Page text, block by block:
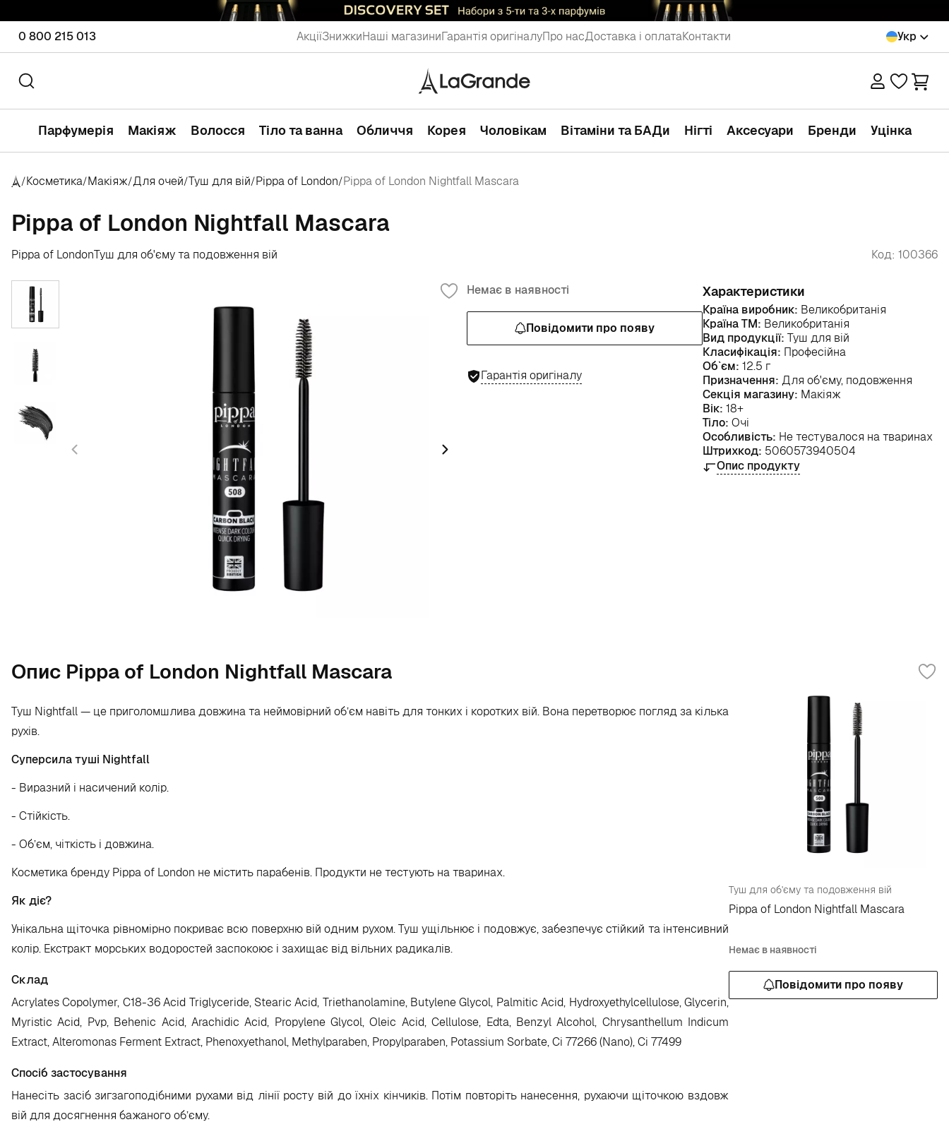
0 800 215 013 АкціїЗнижкиНаші магазиниГарантія оригіналуПро насДоставка і оплатаКонтакти Укр
Парфумерія Макіяж Волосся Тіло та ванна Обличчя Корея Чоловікам Вітаміни та БАДи Нігті Аксесуари Бренди Уцінка
/Косметика/Макіяж/Для очей/Туш для вій/Pippa of London/Pippa of London Nightfall Mascara
Pippa of London Nightfall Mascara
Pippa of LondonТуш для об'єму та подовження вій Код: 100366
Немає в наявності
Повідомити про появу
Гарантія оригіналу
Характеристики
Країна виробник: Великобританія
Країна ТМ: Великобританія
Вид продукції: Туш для вій
Класифікація: Професійна
Об`єм: 12.5 г
Призначення: Для об'єму, подовження
Секція магазину: Макіяж
Вік: 18+
Тіло: Очі
Особливість: Не тестувалося на тваринах
Штрихкод: 5060573940504
Опис продукту
Опис Pippa of London Nightfall Mascara
Туш Nightfall — це приголомшлива довжина та неймовірний об’єм навіть для тонких і коротких вій. Вона перетворює погляд за кілька
рухів.
Суперсила туші Nightfall
- Виразний і насичений колір.
- Стійкість.
- Об’єм, чіткість і довжина.
Косметика бренду Pippa of London не містить парабенів. Продукти не тестують на тваринах.
Як діє?
Унікальна щіточка рівномірно покриває всю поверхню вій одним рухом. Туш ущільнює і подовжує, забезпечує стійкий та інтенсивний
колір. Екстракт морських водоростей заспокоює і захищає від вільних радикалів.
Склад
Acrylates Copolymer, C18-36 Acid Triglyceride, Stearic Acid, Triethanolamine, Butylene Glycol, Palmitic Acid, Hydroxyethylcellulose, Glycerin,
Myristic Acid, Pvp, Behenic Acid, Arachidic Acid, Propylene Glycol, Oleic Acid, Cellulose, Edta, Benzyl Alcohol, Chrysanthellum Indicum
Extract, Alteromonas Ferment Extract, Phenoxyethanol, Methylparaben, Propylparaben, Potassium Sorbate, Ci 77266 (Nano), Ci 77499
Спосіб застосування
Нанесіть засіб зигзагоподібними рухами від лінії росту вій до їхніх кінчиків. Потім повторіть нанесення, рухаючи щіточкою вздовж
вій для досягнення бажаного об’єму.
Туш для об'єму та подовження вій
Pippa of London Nightfall Mascara
Немає в наявності
Повідомити про появу